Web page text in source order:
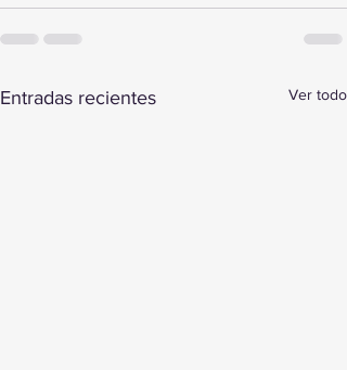
Entradas recientes Ver todo